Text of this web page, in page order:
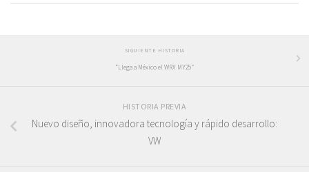
SIGUIENTE HISTORIA
“Llega a México el WRX MY25”
HISTORIA PREVIA
Nuevo diseño, innovadora tecnología y rápido desarrollo:
VW